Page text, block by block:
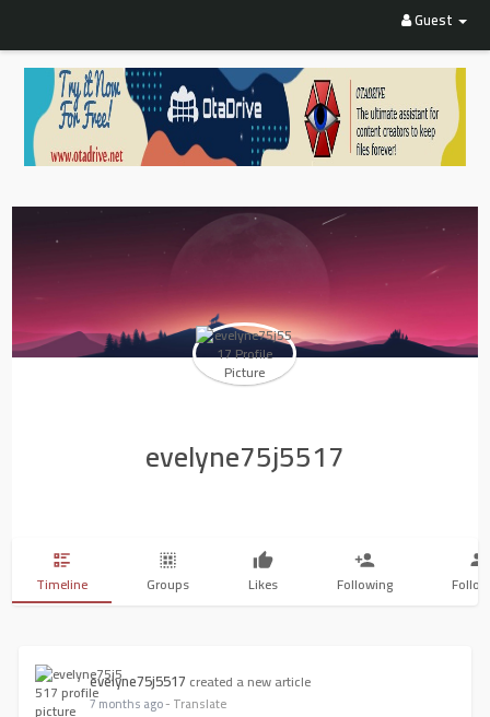
Guest
evelyne75j5517
Timeline Groups Likes Following
evelyne75j5517 created a new article
7 months ago- Translate